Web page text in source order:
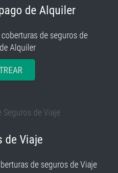
de Alquiler
de seguros de
Alquiler
de Viaje
de seguros de Viaje